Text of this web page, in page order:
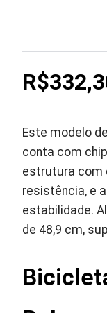
Este modelo
conta com
estrutura com
resistência, e
estabilidade.
de 48,9 cm,